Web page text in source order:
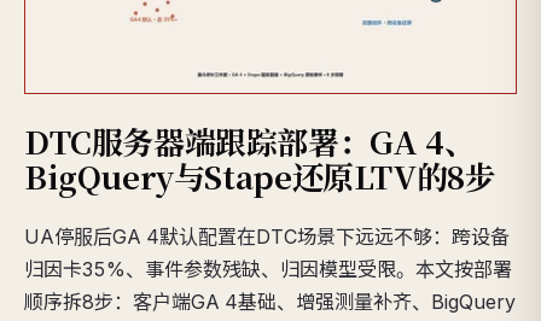
DTC服务器端跟踪部署：GA 4、
BigQuery与Stape还原LTV的8步
UA停服后GA 4默认配置在DTC场景下远远不够：跨设备
归因卡35%、事件参数残缺、归因模型受限。本文按部署
顺序拆8步：客户端GA 4基础、增强测量补齐、BigQuery